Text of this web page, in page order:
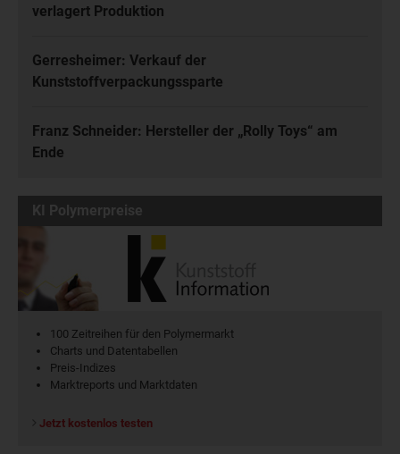
verlagert Produktion
Gerresheimer: Verkauf der
Kunststoffverpackungssparte
Franz Schneider: Hersteller der „Rolly Toys“ am
Ende
KI Polymerpreise
100 Zeitreihen für den Polymermarkt
Charts und Datentabellen
Preis-Indizes
Marktreports und Marktdaten
Jetzt kostenlos testen